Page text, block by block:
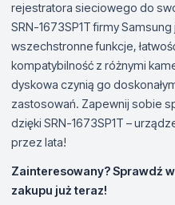
rejestratora sieciowego do
SRN-1673SP1T firmy
wszechstronne funkcje,
kompatybilność z różnymi
dyskowa czynią go
zastosowań. Zapewnij sobie
dzięki SRN-1673SP1T –
przez lata!
Zainteresowany? Sprawdź
zakupu już teraz!